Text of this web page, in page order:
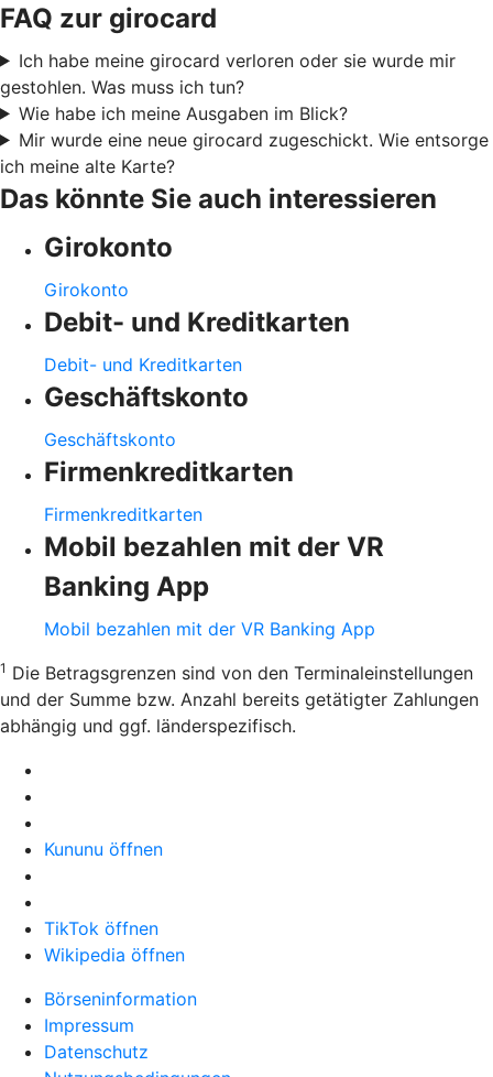
FAQ zur girocard
Ich habe meine girocard verloren oder sie wurde mir
gestohlen. Was muss ich tun?
Wie habe ich meine Ausgaben im Blick?
Mir wurde eine neue girocard zugeschickt. Wie entsorge
ich meine alte Karte?
Das könnte Sie auch interessieren
Girokonto
Girokonto
Debit- und Kreditkarten
Debit- und Kreditkarten
Geschäftskonto
Geschäftskonto
Firmenkreditkarten
Firmenkreditkarten
Mobil bezahlen mit der VR
Banking App
Mobil bezahlen mit der VR Banking App
1 Die Betragsgrenzen sind von den Terminaleinstellungen
und der Summe bzw. Anzahl bereits getätigter Zahlungen
abhängig und ggf. länderspezifisch.
Kununu öffnen
TikTok öffnen
Wikipedia öffnen
Börseninformation
Impressum
Datenschutz